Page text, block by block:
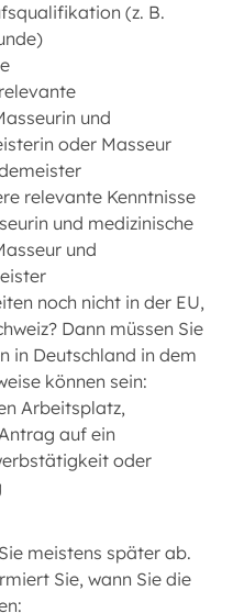
(z. B.
und
oder Masseur
relevante Kenntnisse
und medizinische
und
noch nicht in der EU,
Dann müssen Sie
in Deutschland in dem
können sein:
Arbeitsplatz,
auf ein
oder
meistens später ab.
Sie, wann Sie die